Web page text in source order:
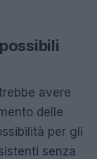
avere
delle
per gli
senza